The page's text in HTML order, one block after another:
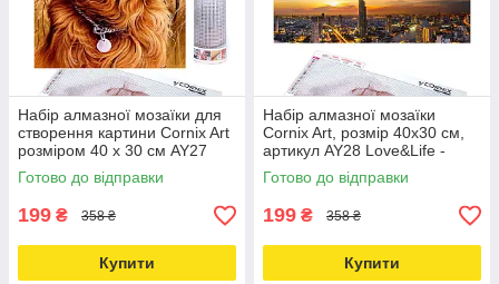
Набір алмазної мозаїки для
створення картини Cornix Art
розміром 40 x 30 см AY27
Love&Life -online-multimarket-
Готово до відправки
199 ₴ 358 ₴
Купити
Набір алмазної мозаїки
Cornix Art, розмір 40x30 см,
артикул AY28 Love&Life -
online-multimarket-
Готово до відправки
199 ₴ 358 ₴
Купити